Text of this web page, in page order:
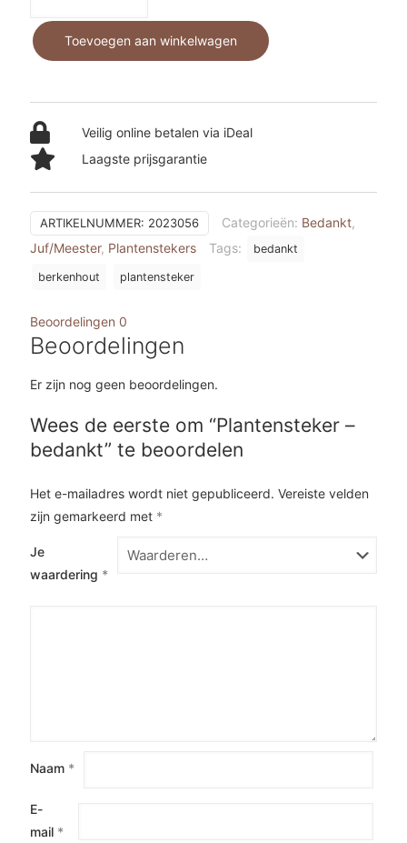
bedankt
aantal
Toevoegen aan winkelwagen
Veilig online betalen via iDeal
Laagste prijsgarantie
ARTIKELNUMMER: 2023056 Categorieën: Bedankt,
Juf/Meester, Plantenstekers Tags: bedankt
berkenhout plantensteker
Beoordelingen 0
Beoordelingen
Er zijn nog geen beoordelingen.
Wees de eerste om “Plantensteker –
bedankt” te beoordelen
Het e-mailadres wordt niet gepubliceerd. Vereiste velden
zijn gemarkeerd met *
Je
waardering *
Naam *
E-
mail *